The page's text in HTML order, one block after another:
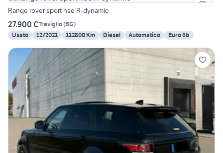
Range rover sport hse R-dynamic
27.900 €Treviglio(BG)
Usato
12/2021 112800 Km Diesel Automatico Euro 6b